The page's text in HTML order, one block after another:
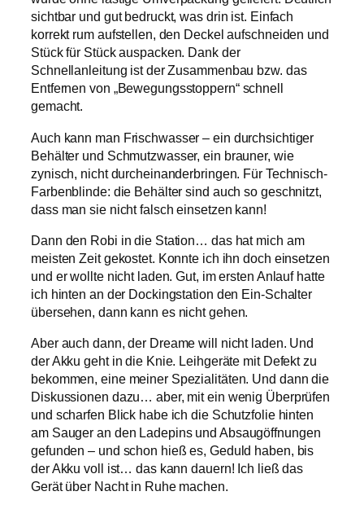
sichtbar und gut bedruckt, was drin ist. Einfach
korrekt rum aufstellen, den Deckel aufschneiden und
Stück für Stück auspacken. Dank der
Schnellanleitung ist der Zusammenbau bzw. das
Entfernen von „Bewegungsstoppern“ schnell
gemacht.
Auch kann man Frischwasser – ein durchsichtiger
Behälter und Schmutzwasser, ein brauner, wie
zynisch, nicht durcheinanderbringen. Für Technisch-
Farbenblinde: die Behälter sind auch so geschnitzt,
dass man sie nicht falsch einsetzen kann!
Dann den Robi in die Station… das hat mich am
meisten Zeit gekostet. Konnte ich ihn doch einsetzen
und er wollte nicht laden. Gut, im ersten Anlauf hatte
ich hinten an der Dockingstation den Ein-Schalter
übersehen, dann kann es nicht gehen.
Aber auch dann, der Dreame will nicht laden. Und
der Akku geht in die Knie. Leihgeräte mit Defekt zu
bekommen, eine meiner Spezialitäten. Und dann die
Diskussionen dazu… aber, mit ein wenig Überprüfen
und scharfen Blick habe ich die Schutzfolie hinten
am Sauger an den Ladepins und Absaugöffnungen
gefunden – und schon hieß es, Geduld haben, bis
der Akku voll ist… das kann dauern! Ich ließ das
Gerät über Nacht in Ruhe machen.